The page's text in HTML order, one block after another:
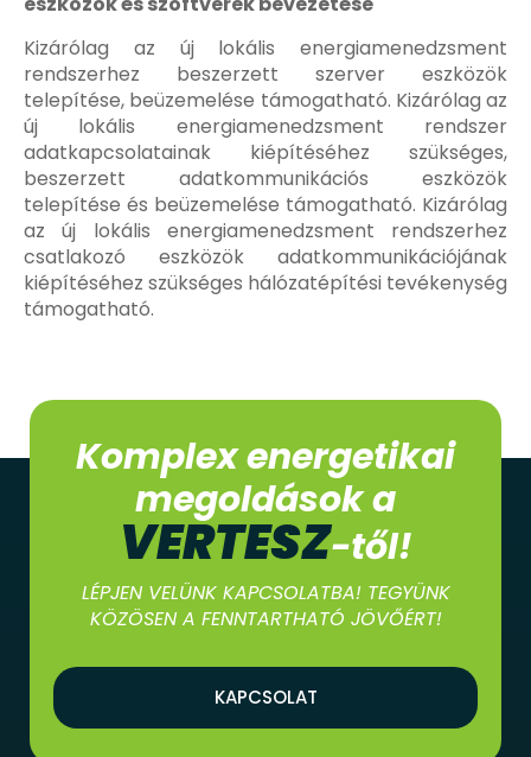
Kizárólag az új lokális energiamenedzsment
rendszerhez beszerzett szerver eszközök
telepítése, beüzemelése támogatható. Kizárólag az
új lokális energiamenedzsment rendszer
adatkapcsolatainak kiépítéséhez szükséges,
beszerzett adatkommunikációs eszközök
telepítése és beüzemelése támogatható. Kizárólag
az új lokális energiamenedzsment rendszerhez
csatlakozó eszközök adatkommunikációjának
kiépítéséhez szükséges hálózatépítési tevékenység
támogatható.
Komplex energetikai
megoldások a
VERTESZ-től!
LÉPJEN VELÜNK KAPCSOLATBA! TEGYÜNK
KÖZÖSEN A FENNTARTHATÓ JÖVŐÉRT!
KAPCSOLAT